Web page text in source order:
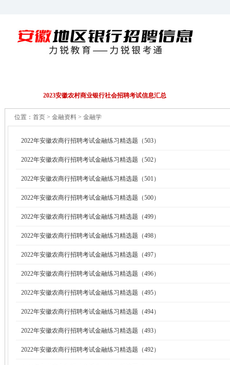
2023安徽农村商业银行社会招聘考试信息汇总
位置： 首页 > 金融资料 > 金融学
2022年安徽农商行招聘考试金融练习精选题（503）
2022年安徽农商行招聘考试金融练习精选题（502）
2022年安徽农商行招聘考试金融练习精选题（501）
2022年安徽农商行招聘考试金融练习精选题（500）
2022年安徽农商行招聘考试金融练习精选题（499）
2022年安徽农商行招聘考试金融练习精选题（498）
2022年安徽农商行招聘考试金融练习精选题（497）
2022年安徽农商行招聘考试金融练习精选题（496）
2022年安徽农商行招聘考试金融练习精选题（495）
2022年安徽农商行招聘考试金融练习精选题（494）
2022年安徽农商行招聘考试金融练习精选题（493）
2022年安徽农商行招聘考试金融练习精选题（492）